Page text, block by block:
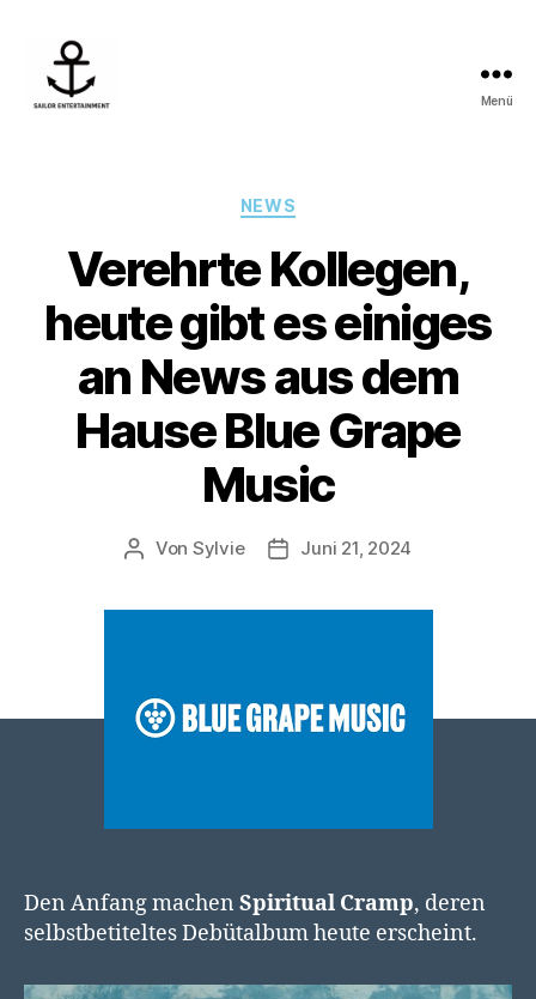
Menü
Kategorien
NEWS
Verehrte Kollegen,
heute gibt es einiges
an News aus dem
Hause Blue Grape
Music
Beitragsautor
Von Sylvie Veröffentlichungsdatum
Juni 21, 2024
Den Anfang machen Spiritual Cramp, deren
selbstbetiteltes Debütalbum heute erscheint.